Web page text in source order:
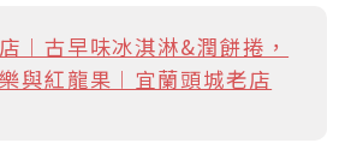
︱古早味冰淇淋&潤餅捲，
與紅龍果︱宜蘭頭城老店